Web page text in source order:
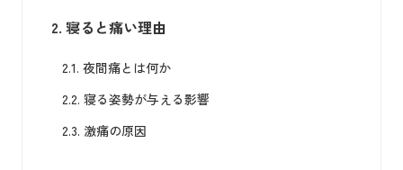
2. 寝ると痛い理由
2.1. 夜間痛とは何か
2.2. 寝る姿勢が与える影響
2.3. 激痛の原因